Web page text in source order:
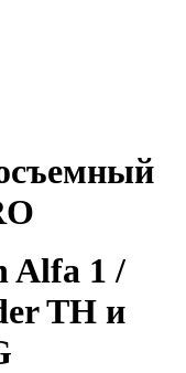
Alfa 1 /
TH и